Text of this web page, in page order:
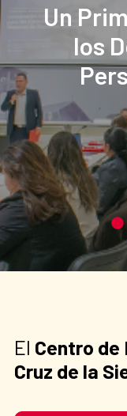
Un
los
El Centro de
Cruz de la